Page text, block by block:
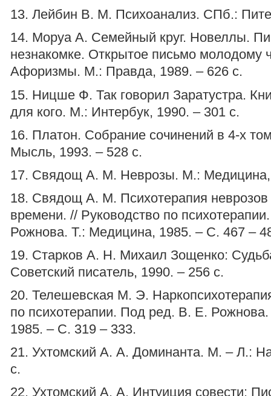
13. Лейбин В. М. Психоанализ. СПб.:
14. Моруа А. Семейный круг. Новеллы.
незнакомке. Открытое письмо молодому
Афоризмы. М.: Правда, 1989. – 626 с.
15. Ницше Ф. Так говорил Заратустра.
для кого. М.: Интербук, 1990. – 301 с.
16. Платон. Собрание сочинений в 4-х
Мысль, 1993. – 528 с.
17. Свядощ А. М. Неврозы. М.: Медицина,
18. Свядощ А. М. Психотерапия неврозов
времени. // Руководство по
Рожнова. Т.: Медицина, 1985. – С. 467 –
19. Старков А. Н. Михаил Зощенко:
Советский писатель, 1990. – 256 с.
20. Телешевская М. Э.
по психотерапии. Под ред. В. Е.
1985. – С. 319 – 333.
21. Ухтомский А. А. Доминанта. М. – Л.:
с.
22. Ухтомский А. А. Интуиция совести: